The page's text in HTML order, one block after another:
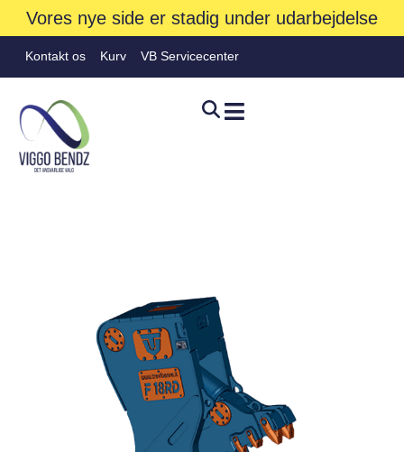
Vores nye side er stadig under udarbejdelse
Kontakt os Kurv VB Servicecenter